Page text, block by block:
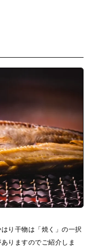
り干物は「焼く」の一択
りますのでご紹介しま